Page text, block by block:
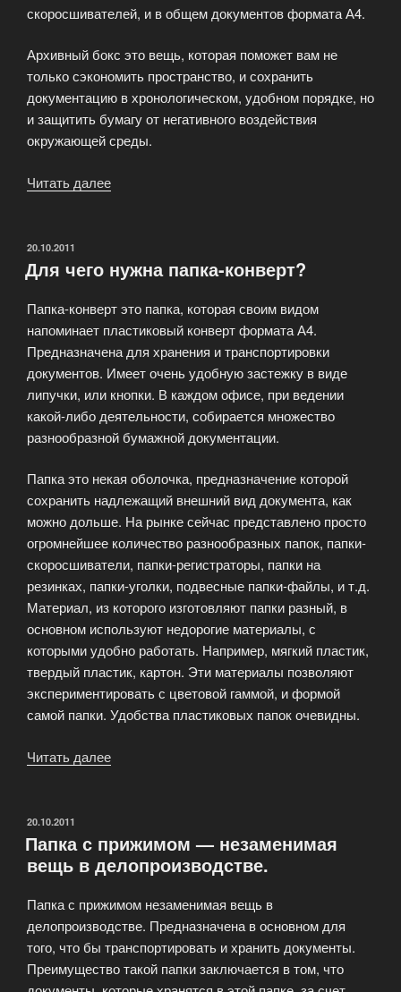
скоросшивателей, и в общем документов формата А4.
Архивный бокс это вещь, которая поможет вам не
только сэкономить пространство, и сохранить
документацию в хронологическом, удобном порядке, но
и защитить бумагу от негативного воздействия
окружающей среды.
Читать далее
архивных
ОПУБЛИКОВАНО
20.10.2011
Для чего нужна папка-конверт?
Папка-конверт это папка, которая своим видом
напоминает пластиковый конверт формата А4.
Предназначена для хранения и транспортировки
документов. Имеет очень удобную застежку в виде
липучки, или кнопки. В каждом офисе, при ведении
какой-либо деятельности, собирается множество
разнообразной бумажной документации.
Папка это некая оболочка, предназначение которой
сохранить надлежащий внешний вид документа, как
можно дольше. На рынке сейчас представлено просто
огромнейшее количество разнообразных папок, папки-
скоросшиватели, папки-регистраторы, папки на
резинках, папки-уголки, подвесные папки-файлы, и т.д.
Материал, из которого изготовляют папки разный, в
основном используют недорогие материалы, с
которыми удобно работать. Например, мягкий пластик,
твердый пластик, картон. Эти материалы позволяют
экспериментировать с цветовой гаммой, и формой
самой папки. Удобства пластиковых папок очевидны.
Читать далее
конверт?»
ОПУБЛИКОВАНО
20.10.2011
Папка с прижимом — незаменимая
вещь в делопроизводстве.
Папка с прижимом незаменимая вещь в
делопроизводстве. Предназначена в основном для
того, что бы транспортировать и хранить документы.
Преимущество такой папки заключается в том, что